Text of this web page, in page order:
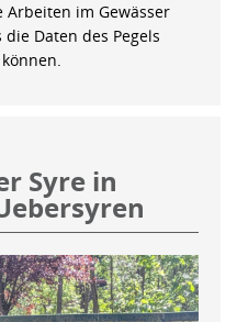
im Gewässer
Daten des Pegels
Syre in